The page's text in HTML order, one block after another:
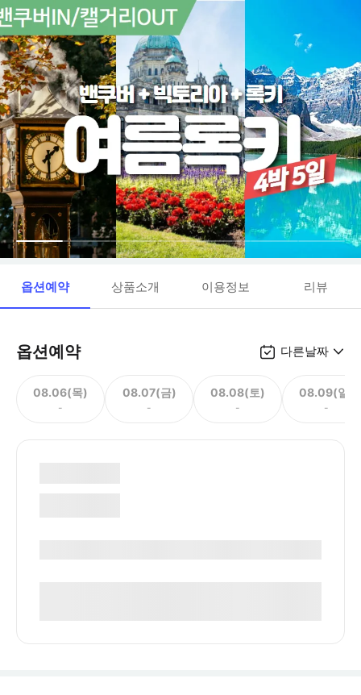
옵션예약 상품소개 이용정보 리뷰
옵션예약 다른날짜
08.06(목)
-
08.07(금)
-
08.08(토)
-
08.09(일)
-